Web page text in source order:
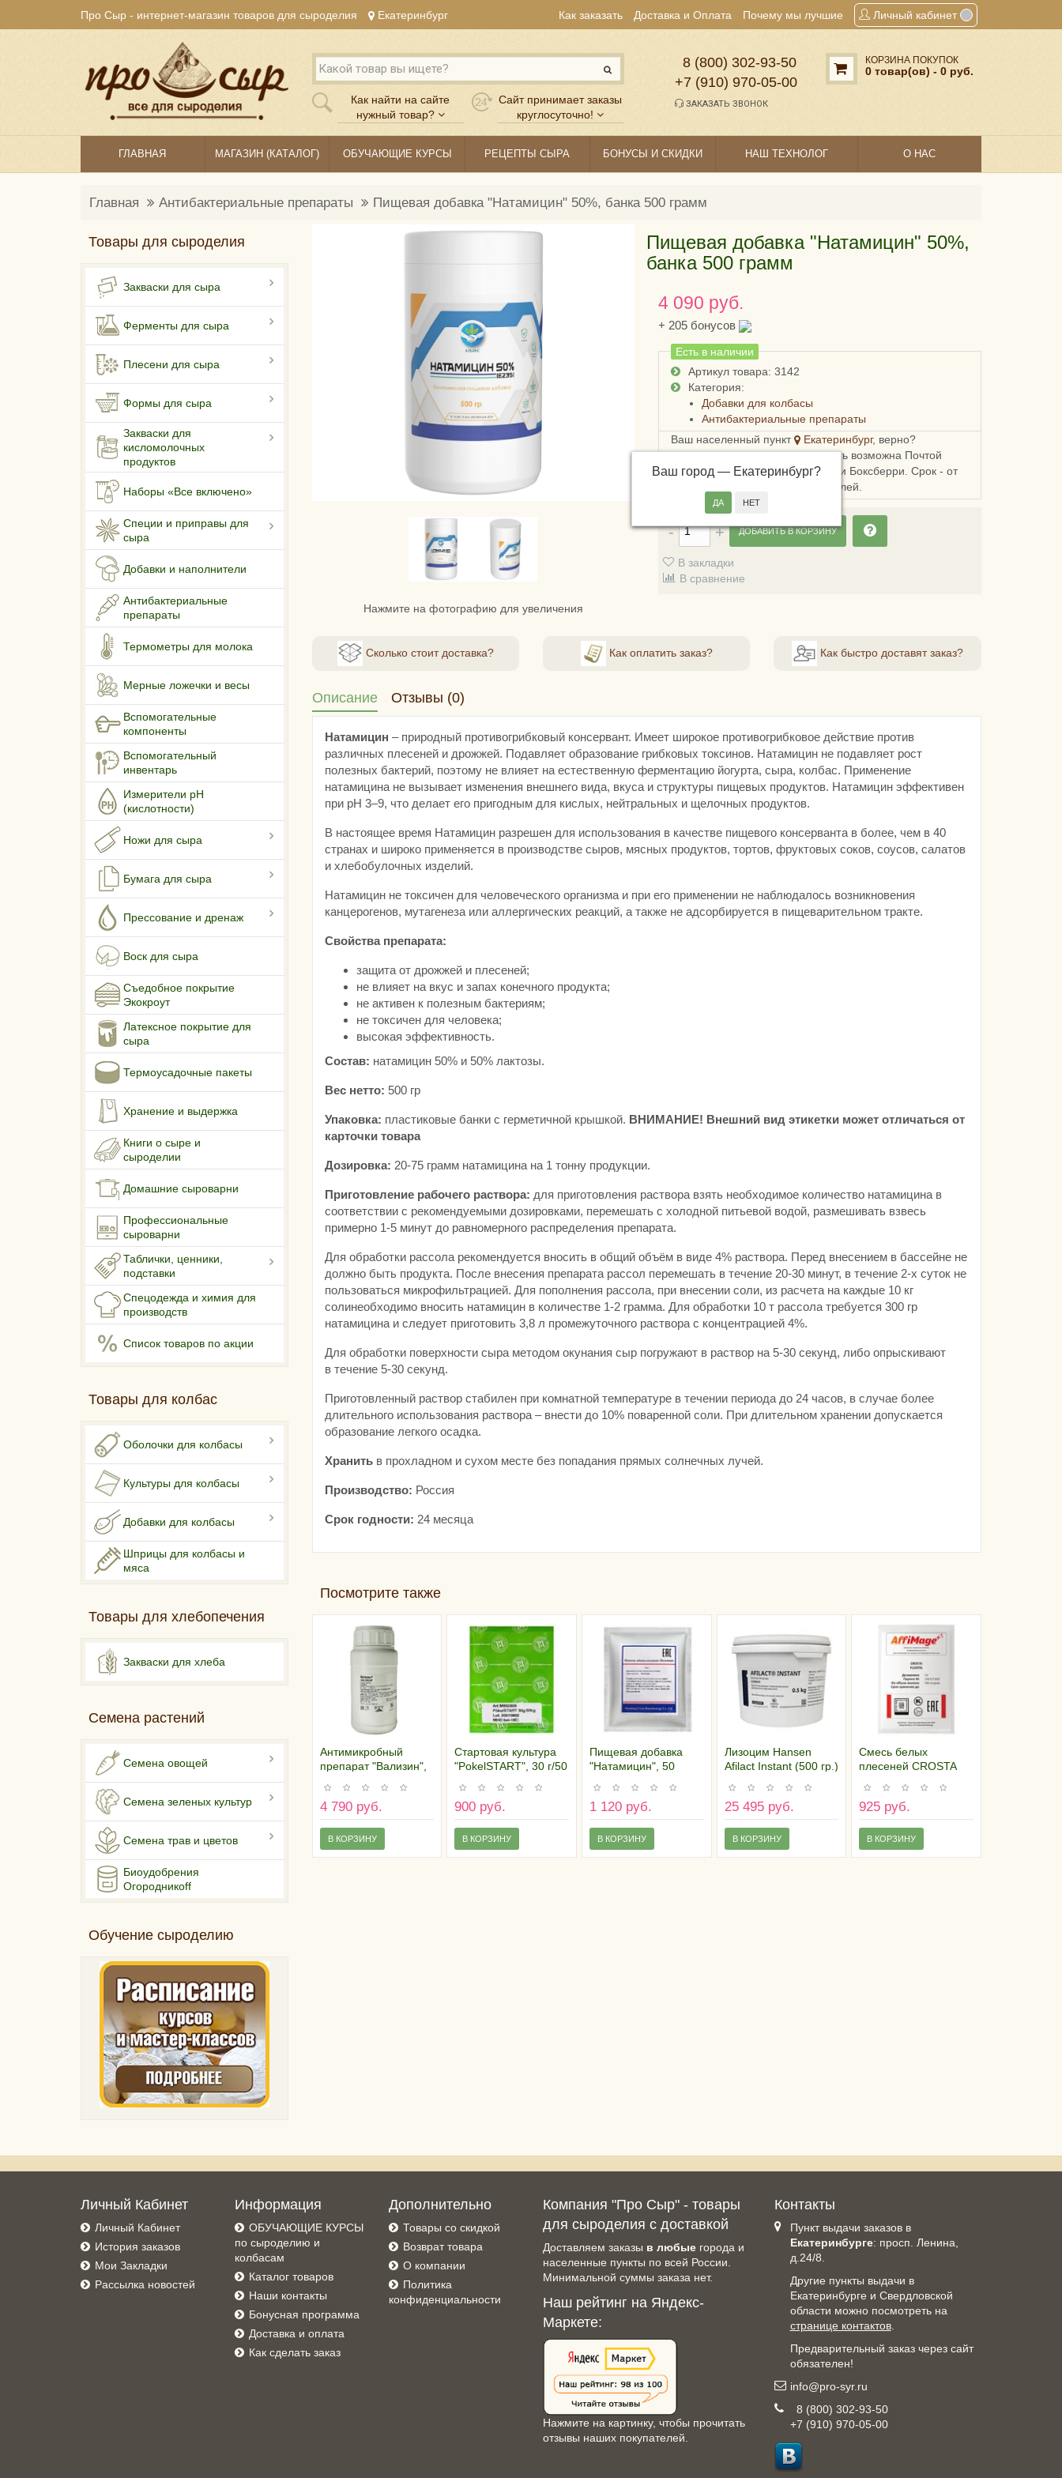
Про Сыр - интернет-магазин товаров для сыроделия Екатеринбург Как заказать Доставка и Оплата Почему мы лучшие Личный кабинет
Как найти на сайте
нужный товар?
Сайт принимает заказы
круглосуточно!
8 (800) 302‑93‑50
+7 (910) 970‑05‑00
ЗАКАЗАТЬ ЗВОНОК
КОРЗИНА ПОКУПОК
0 товар(ов) - 0 руб.
ГЛАВНАЯ МАГАЗИН (КАТАЛОГ) ОБУЧАЮЩИЕ КУРСЫ РЕЦЕПТЫ СЫРА БОНУСЫ И СКИДКИ НАШ ТЕХНОЛОГ О НАС
Главная Антибактериальные препараты Пищевая добавка "Натамицин" 50%, банка 500 грамм
Товары для сыроделия
Закваски для сыра
Ферменты для сыра
Плесени для сыра
Формы для сыра
Закваски для
кисломолочных
продуктов
Наборы «Все включено»
Специи и приправы для
сыра
Добавки и наполнители
Антибактериальные
препараты
Термометры для молока
Мерные ложечки и весы
Вспомогательные
компоненты
Вспомогательный
инвентарь
Измерители pH
(кислотности)
Ножи для сыра
Бумага для сыра
Прессование и дренаж
Воск для сыра
Съедобное покрытие
Экокроут
Латексное покрытие для
сыра
Термоусадочные пакеты
Хранение и выдержка
Книги о сыре и
сыроделии
Домашние сыроварни
Профессиональные
сыроварни
Таблички, ценники,
подставки
Спецодежда и химия для
производств
Список товаров по акции
Товары для колбас
Оболочки для колбасы
Культуры для колбасы
Добавки для колбасы
Шприцы для колбасы и
мяса
Товары для хлебопечения
Закваски для хлеба
Семена растений
Семена овощей
Семена зеленых культур
Семена трав и цветов
Биоудобрения
Огородникоff
Обучение сыроделию
Нажмите на фотографию для увеличения
Пищевая добавка "Натамицин" 50%,
банка 500 грамм
4 090 руб.
+ 205 бонусов
Есть в наличии
Артикул товара: 3142
Категория:
Добавки для колбасы
Антибактериальные препараты
Ваш населенный пункт
Екатеринбург, верно?
Ваш город — Екатеринбург?
Доставка в Свердловскую область возможна Почтой
России, СДЭКом, Пятерочкой или Боксберри. Срок - от
5ти дней, стоимость - от 209 рублей.
ДОБАВИТЬ В КОРЗИНУ
В закладки
В сравнение
Сколько стоит доставка? Как оплатить заказ? Как быстро доставят заказ?
Описание Отзывы (0)
​Натамицин – природный противогрибковый консервант. Имеет широкое противогрибковое действие против
различных плесеней и дрожжей. Подавляет образование грибковых токсинов. Натамицин не подавляет рост
полезных бактерий, поэтому не влияет на естественную ферментацию йогурта, сыра, колбас. Применение
натамицина не вызывает изменения внешнего вида, вкуса и структуры пищевых продуктов. Натамицин эффективен
при pH 3–9, что делает его пригодным для кислых, нейтральных и щелочных продуктов.
В настоящее время Натамицин разрешен для использования в качестве пищевого консерванта в более, чем в 40
странах и широко применяется в производстве сыров, мясных продуктов, тортов, фруктовых соков, соусов, салатов
и хлебобулочных изделий.
Натамицин не токсичен для человеческого организма и при его применении не наблюдалось возникновения
канцерогенов, мутагенеза или аллергических реакций, а также не адсорбируется в пищеварительном тракте.
Свойства препарата:
защита от дрожжей и плесеней;
не влияет на вкус и запах конечного продукта;
не активен к полезным бактериям;
не токсичен для человека;
высокая эффективность.
Состав: натамицин 50% и 50% лактозы.
Вес нетто: 500 гр
Упаковка: пластиковые банки с герметичной крышкой. ВНИМАНИЕ! Внешний вид этикетки может отличаться от
карточки товара
Дозировка: 20-75 грамм натамицина на 1 тонну продукции.
Приготовление рабочего раствора: для приготовления раствора взять необходимое количество натамицина в
соответствии с рекомендуемыми дозировками, перемешать с холодной питьевой водой, размешивать взвесь
примерно 1-5 минут до равномерного распределения препарата.
Для обработки рассола рекомендуется вносить в общий объём в виде 4% раствора. Перед внесением в бассейне не
должно быть продукта. После внесения препарата рассол перемешать в течение 20-30 минут, в течение 2-х суток не
пользоваться микрофильтрацией. Для пополнения рассола, при внесении соли, из расчета на каждые 10 кг
солинеобходимо вносить натамицин в количестве 1-2 грамма. Для обработки 10 т рассола требуется 300 гр
натамицина и следует приготовить 3,8 л промежуточного раствора с концентрацией 4%.
Для обработки поверхности сыра методом окунания сыр погружают в раствор на 5-30 секунд, либо опрыскивают
в течение 5-30 секунд.
Приготовленный раствор стабилен при комнатной температуре в течении периода до 24 часов, в случае более
длительного использования раствора – внести до 10% поваренной соли. При длительном хранении допускается
образование легкого осадка.
Хранить в прохладном и сухом месте без попадания прямых солнечных лучей.
Производство: Россия
Срок годности: 24 месяца
Посмотрите также
Антимикробный
препарат "Вализин",
4 790 руб.
В КОРЗИНУ
Стартовая культура
"PokelSTART", 30 г/50
900 руб.
В КОРЗИНУ
Пищевая добавка
"Натамицин", 50
1 120 руб.
В КОРЗИНУ
Лизоцим Hansen
Afilact Instant (500 гр.)
25 495 руб.
В КОРЗИНУ
Смесь белых
плесеней CROSTA
(1U)
925 руб.
В КОРЗИНУ
Личный Кабинет
Личный Кабинет
История заказов
Мои Закладки
Рассылка новостей
Информация
ОБУЧАЮЩИЕ КУРСЫ
по сыроделию и
колбасам
Каталог товаров
Наши контакты
Бонусная программа
Доставка и оплата
Как сделать заказ
Дополнительно
Товары со скидкой
Возврат товара
О компании
Политика
конфиденциальности
Компания "Про Сыр" - товары
для сыроделия с доставкой
Доставляем заказы в любые города и
населенные пункты по всей России.
Минимальной суммы заказа нет.
Наш рейтинг на Яндекс-
Маркете:
Нажмите на картинку, чтобы прочитать
отзывы наших покупателей.
Контакты
Пункт выдачи заказов в
Екатеринбурге: просп. Ленина,
д.24/8.
Другие пункты выдачи в
Екатеринбурге и Свердловской
области можно посмотреть на
странице контактов.
Предварительный заказ через сайт
обязателен!
info@pro-syr.ru
8 (800) 302-93-50
+7 (910) 970-05-00